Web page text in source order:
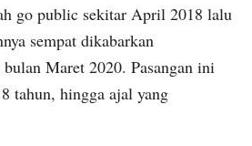
go public sekitar April 2018 lalu
sempat dikabarkan
Maret 2020. Pasangan ini
tahun, hingga ajal yang